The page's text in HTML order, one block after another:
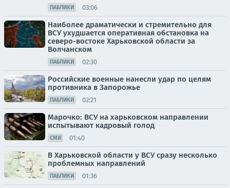
ПАБЛИКИ 03:06
Наиболее драматически и стремительно для
ВСУ ухудшается оперативная обстановка на
северо-востоке Харьковской области за
Волчанском
ПАБЛИКИ 02:30
Российские военные нанесли удар по целям
противника в Запорожье
ПАБЛИКИ 02:21
Марочко: ВСУ на харьковском направлении
испытывают кадровый голод
СМИ 01:40
В Харьковской области у ВСУ сразу несколько
проблемных направлений
ПАБЛИКИ 01:36